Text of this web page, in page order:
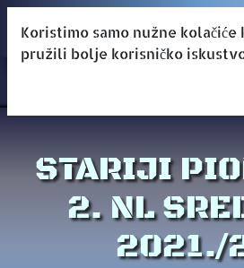
STARIJI
2. NL
2021./
Koristimo samo nužne kolačiće
pružili bolje korisničko